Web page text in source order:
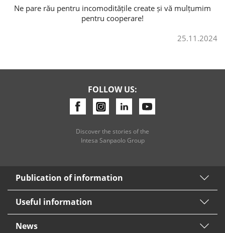
Ne pare rău pentru incomoditățile create și vă mulțumim
pentru cooperare!
25.11.2024
FOLLOW US:
Discover the stories of the
Intesa Sanpaolo Group
Publication of information
Useful information
News